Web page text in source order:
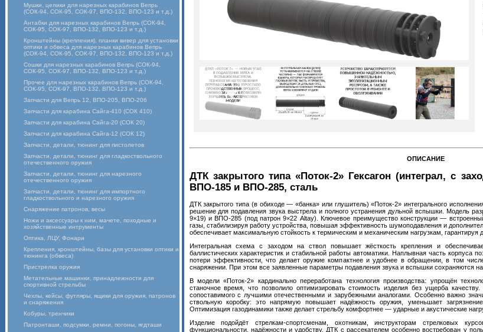
Мушки, целики для нарезных карабинов Вепрь
(СОК-94, СОК-95, СОК-97, ВПО-132, ВПО-123 и т.д.)
Антабки для нарезных карабинов Вепрь (СОК-94,
СОК-95, СОК-97, ВПО-132, ВПО-123 и т.д.)
Кронштейны (крепления), планки вивер для установки
оптики и обвеса для нарезных карабинов Вепрь
(СОК-94, СОК-95, СОК-97, ВПО-132, ВПО-123 и т.д.)
Сошки для нарезных карабинов Вепрь (СОК-94,
СОК-95, СОК-97, ВПО-132, ВПО-123 и т.д.)
Прочее для нарезных карабинов Вепрь (СОК-94,
СОК-95, СОК-97, ВПО-132, ВПО-123 и т.д.)
Запчасти для Вепрь 12, ВПО-205, ВПО-206
Запчасти для карабина Сайга-410 (СОК 410)
Запчасти для карабина Сайга-20 (СОК 20)
Запчасти для карабина Сайга-12 (СОК 12)
Запчасти, детали, тюнинг для пистолетов
Запчасти, детали, тюнинг для гладкоствольного
отечественного оружия
Запчасти, детали, тюнинг для нарезного
отечественного оружия
Запчасти, детали, тюнинг для импортного
гладкоствольного и нарезного оружия
Снаряжение патронов, весы
Ножи и аксессуары к ним, мачете, походные и
хозяйственные интрументы
Оптика, ЛЦУ, Фонари
Крепления, кронштейны, базы для установки оптики и
тюнинга (обвеса)
Пристрелка оружия
Метательные машинки, принадлежности для
спортивной стрельбы
Чехлы, кейсы, футляры, ящики для оружия, патронов
и снаряжения
Кобуры, тренчики
Патронташи, подсумки, ремни, погоны, ягдташи
ОПИСАНИЕ
ДТК закрытого типа «Поток‑2» Гексагон (интеграл, с
ВПО‑185 и ВПО‑285, сталь
ДТК закрытого типа (в обиходе — «банка» или глушитель) «Поток‑2» интегрального
решение для подавления звука выстрела и полного устранения дульной вспышки. Модель
9×19) и ВПО‑285 (под патрон 9×22 Altay). Ключевое преимущество конструкции —
газы, стабилизируя работу устройства, повышая эффективность шумоподавления и
обеспечивает максимальную стойкость к термическим и механическим нагрузкам, гарантируя
Интегральная схема с заходом на ствол повышает жёсткость крепления и
баллистических характеристик и стабильной работы автоматики. Наплывная часть корпуса
потери эффективности, что делает оружие компактнее и удобнее в обращении, в том
снаряжении. При этом все заявленные параметры подавления звука и вспышки сохраняются
В модели «Поток‑2» кардинально переработана технология производства: упрощён
станочное время, что позволило оптимизировать стоимость изделия без ущерба
сопоставимого с лучшими отечественными и зарубежными аналогами. Особенно важно
ствольную коробку: это напрямую повышает надёжность оружия, уменьшает
Оптимизация газодинамики также делает стрельбу комфортнее — ударные и акустические
Изделие подойдёт стрелкам‑спортсменам, охотникам, инструкторам стрелковых
функциональности, надёжности и удобству. ДТК с рассекателем особенно востребован у